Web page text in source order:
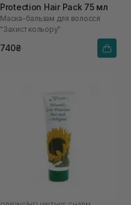
Protection Hair Pack 75 мл
Маска-бальзам для волосся
"Захист кольору"
740₴